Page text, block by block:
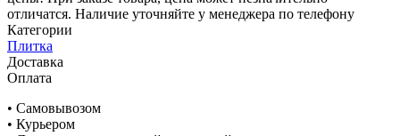
отличатся. Наличие уточняйте у менеджера по телефону
Категории
Плитка
Доставка
Оплата
• Самовывозом
• Курьером